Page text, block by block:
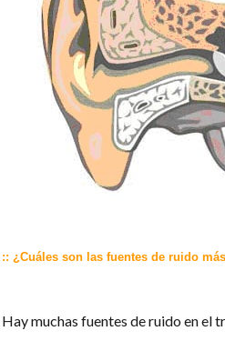
:: ¿Cuáles son las fuentes de ruido
Hay muchas fuentes de ruido en el